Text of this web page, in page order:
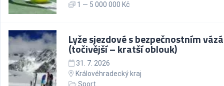
1 — 5 000 000 Kč
Lyže sjezdové s bezpečnostním
(točivější – kratší oblouk)
31. 7. 2026
Královéhradecký kraj
Sport